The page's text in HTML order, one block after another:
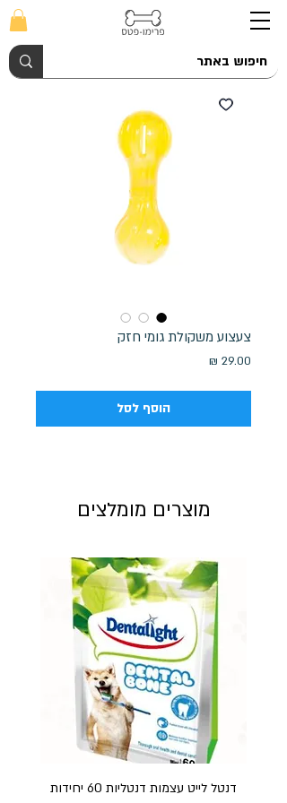
צעצוע משקולת גומי חזק
מחיר
הוסף לסל
מוצרים מומלצים
דנטל לייט עצמות דנטליות 60 יחידות